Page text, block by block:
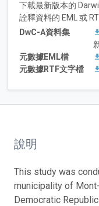
下載最新版本的
詮釋資料的 EML 或
DwC-A資料集
元數據EML檔
元數據RTF文字檔
說明
This study was
municipality of
Democratic